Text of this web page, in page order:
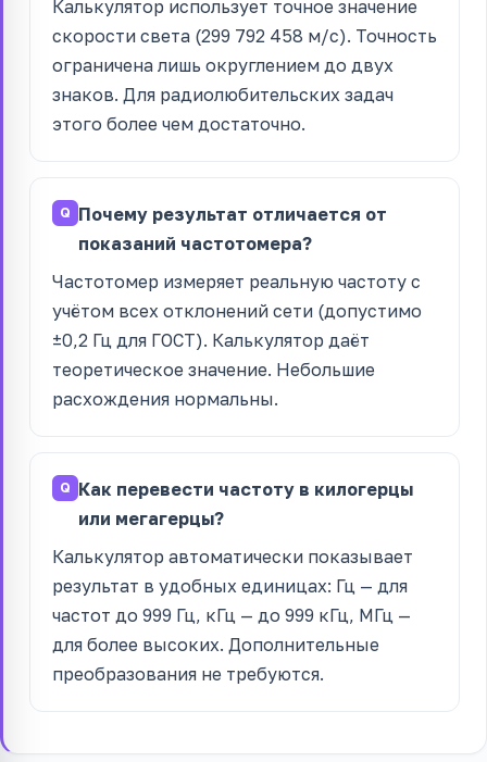
Калькулятор использует точное значение
скорости света (299 792 458 м/с). Точность
ограничена лишь округлением до двух
знаков. Для радиолюбительских задач
этого более чем достаточно.
Почему результат отличается от
показаний частотомера?
Частотомер измеряет реальную частоту с
учётом всех отклонений сети (допустимо
±0,2 Гц для ГОСТ). Калькулятор даёт
теоретическое значение. Небольшие
расхождения нормальны.
Как перевести частоту в килогерцы
или мегагерцы?
Калькулятор автоматически показывает
результат в удобных единицах: Гц — для
частот до 999 Гц, кГц — до 999 кГц, МГц —
для более высоких. Дополнительные
преобразования не требуются.